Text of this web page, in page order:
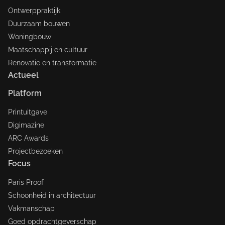
Ontwerppraktijk
Duurzaam bouwen
Woningbouw
Maatschappij en cultuur
Renovatie en transformatie
Actueel
Platform
Printuitgave
Digimazine
ARC Awards
Projectbezoeken
Focus
Paris Proof
Schoonheid in architectuur
Vakmanschap
Goed opdrachtgeverschap